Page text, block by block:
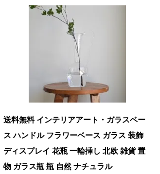
送料無料 インテリアアート・ガラスベー
ス ハンドル フラワーベース ガラス 装飾
ディスプレイ 花瓶 一輪挿し 北欧 雑貨 置
物 ガラス瓶 瓶 自然 ナチュラル